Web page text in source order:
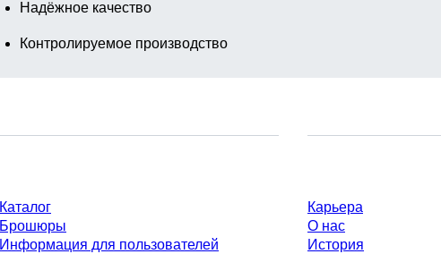
Надёжное качество
Контролируемое производство
Каталог
Брошюры
Информация для пользователей
Карьера
О нас
История